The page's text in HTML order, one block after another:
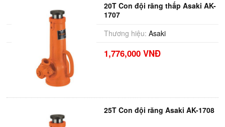
20T Con đội răng thấp Asaki AK-
1707
Thương hiệu: Asaki
1,776,000 VNĐ
25T Con đội răng Asaki AK-1708